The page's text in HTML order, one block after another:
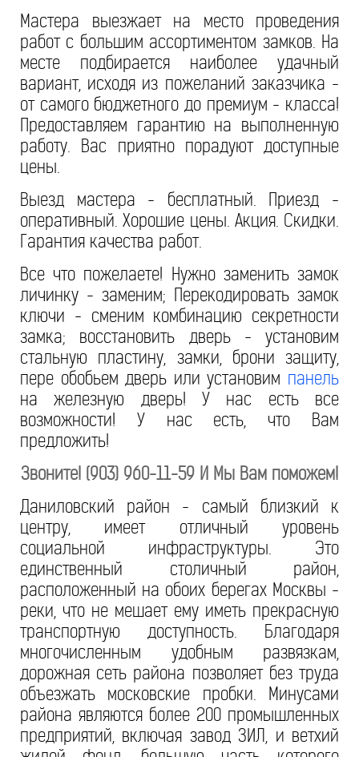
Мастера выезжает на место проведения
работ с большим ассортиментом замков. На
месте подбирается наиболее удачный
вариант, исходя из пожеланий заказчика -
от самого бюджетного до премиум - класса!
Предоставляем гарантию на выполненную
работу. Вас приятно порадуют доступные
цены.
Выезд мастера - бесплатный. Приезд -
оперативный. Хорошие цены. Акция. Скидки.
Гарантия качества работ.
Все что пожелаете! Нужно заменить замок
личинку - заменим; Перекодировать замок
ключи - сменим комбинацию секретности
замка; восстановить дверь - установим
стальную пластину, замки, брони защиту,
пере обобьем дверь или установим панель
на железную дверь! У нас есть все
возможности! У нас есть, что Вам
предложить!
Звоните! (903) 960-11-59 И Мы Вам поможем!
Даниловский район - самый близкий к
центру, имеет отличный уровень
социальной инфраструктуры. Это
единственный столичный район,
расположенный на обоих берегах Москвы -
реки, что не мешает ему иметь прекрасную
транспортную доступность. Благодаря
многочисленным удобным развязкам,
дорожная сеть района позволяет без труда
объезжать московские пробки. Минусами
района являются более 200 промышленных
предприятий, включая завод ЗИЛ, и ветхий